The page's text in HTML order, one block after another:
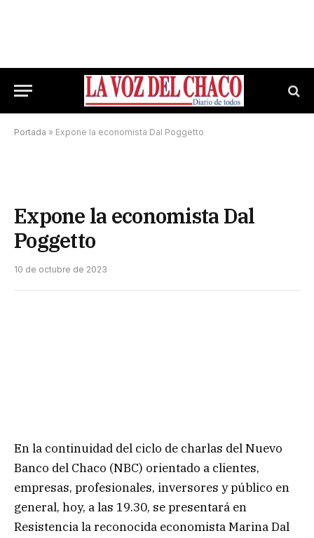
Portada » Expone la economista Dal Poggetto
Expone la economista Dal
Poggetto
10 de octubre de 2023
En la continuidad del ciclo de charlas del Nuevo
Banco del Chaco (NBC) orientado a clientes,
empresas, profesionales, inversores y público en
general, hoy, a las 19.30, se presentará en
Resistencia la reconocida economista Marina Dal